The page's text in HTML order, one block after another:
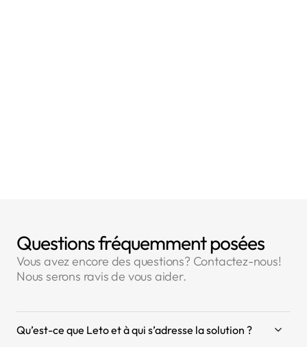
Questions fréquemment posées
Vous avez encore des questions? Contactez-nous!
Nous serons ravis de vous aider.
Qu’est-ce que Leto et à qui s’adresse la solution ?